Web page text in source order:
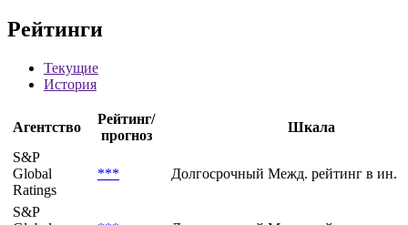
Рейтинги
Текущие
История
Агентство
Рейтинг/
прогноз
Шкала
S&P
Global
Ratings
*** Долгосрочный Межд. рейтинг в ин.
S&P